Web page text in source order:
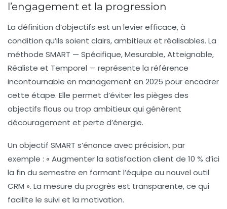
l’engagement et la progression
La définition d’objectifs est un levier efficace, à
condition qu’ils soient clairs, ambitieux et réalisables. La
méthode SMART — Spécifique, Mesurable, Atteignable,
Réaliste et Temporel — représente la référence
incontournable en management en 2025 pour encadrer
cette étape. Elle permet d’éviter les pièges des
objectifs flous ou trop ambitieux qui génèrent
découragement et perte d’énergie.
Un objectif SMART s’énonce avec précision, par
exemple : « Augmenter la satisfaction client de 10 % d’ici
la fin du semestre en formant l’équipe au nouvel outil
CRM ». La mesure du progrès est transparente, ce qui
facilite le suivi et la motivation.